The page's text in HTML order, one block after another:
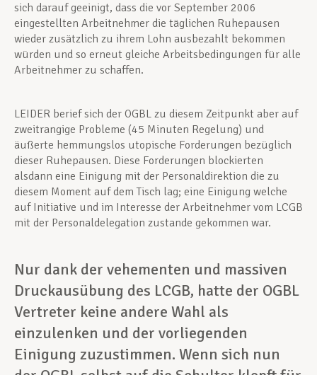
sich darauf geeinigt, dass die vor September 2006
eingestellten Arbeitnehmer die täglichen Ruhepausen
wieder zusätzlich zu ihrem Lohn ausbezahlt bekommen
würden und so erneut gleiche Arbeitsbedingungen für alle
Arbeitnehmer zu schaffen.
LEIDER berief sich der OGBL zu diesem Zeitpunkt aber auf
zweitrangige Probleme (45 Minuten Regelung) und
äußerte hemmungslos utopische Forderungen bezüglich
dieser Ruhepausen. Diese Forderungen blockierten
alsdann eine Einigung mit der Personaldirektion die zu
diesem Moment auf dem Tisch lag; eine Einigung welche
auf Initiative und im Interesse der Arbeitnehmer vom LCGB
mit der Personaldelegation zustande gekommen war.
Nur dank der vehementen und massiven
Druckausübung des LCGB, hatte der OGBL
Vertreter keine andere Wahl als
einzulenken und der vorliegenden
Einigung zuzustimmen. Wenn sich nun